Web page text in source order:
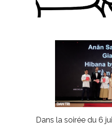
Dans la soirée du 6